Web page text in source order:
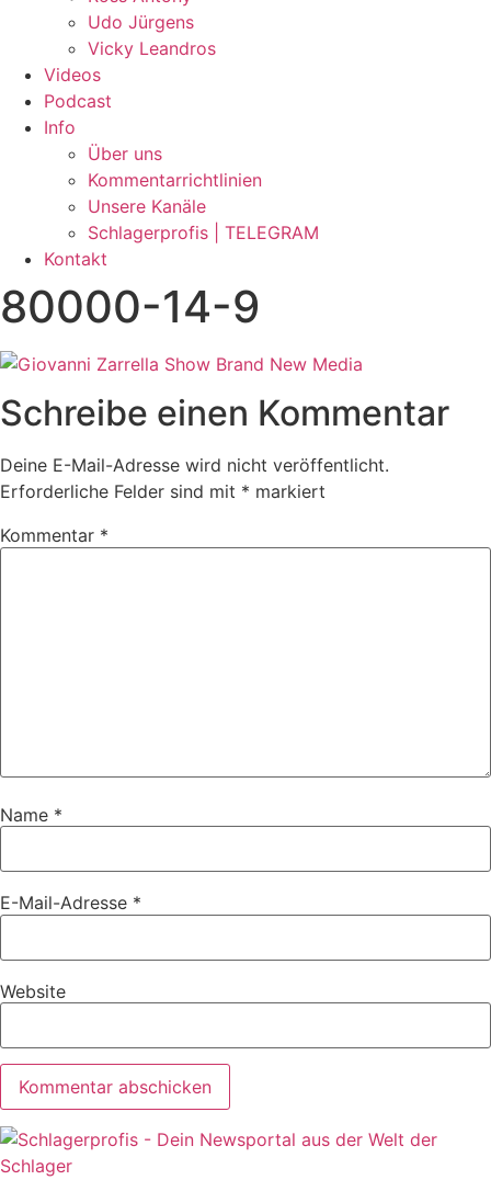
Udo Jürgens
Vicky Leandros
Videos
Podcast
Info
Über uns
Kommentarrichtlinien
Unsere Kanäle
Schlagerprofis | TELEGRAM
Kontakt
80000-14-9
Schreibe einen Kommentar
Deine E-Mail-Adresse wird nicht veröffentlicht.
Erforderliche Felder sind mit * markiert
Kommentar *
Name *
E-Mail-Adresse *
Website